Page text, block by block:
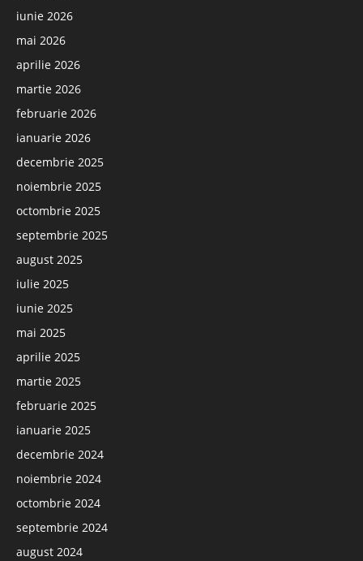
iunie 2026
mai 2026
aprilie 2026
martie 2026
februarie 2026
ianuarie 2026
decembrie 2025
noiembrie 2025
octombrie 2025
septembrie 2025
august 2025
iulie 2025
iunie 2025
mai 2025
aprilie 2025
martie 2025
februarie 2025
ianuarie 2025
decembrie 2024
noiembrie 2024
octombrie 2024
septembrie 2024
august 2024